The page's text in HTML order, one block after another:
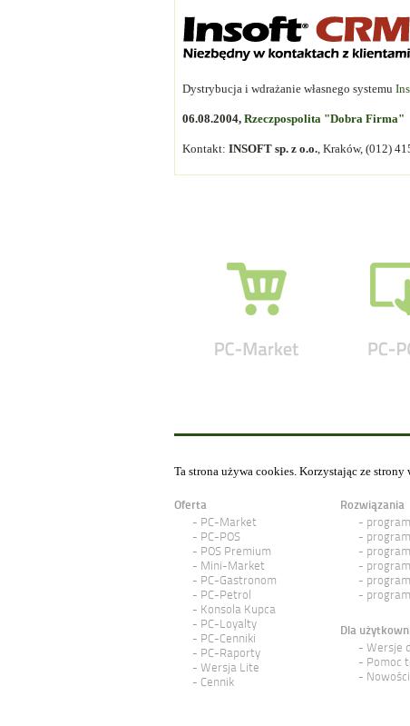
Dystrybucja i wdrażanie własnego systemu
06.08.2004, Rzeczpospolita "Dobra Firma"
Kontakt: INSOFT sp. z o.o., Kraków, (012)
Ta strona używa cookies. Korzystając ze
Oferta
PC-Market
PC-POS
POS Premium
Mini-Market
PC-Gastronom
PC-Petrol
Konsola Kupca
PC-Loyalty
PC-Cenniki
PC-Raporty
Wersja Lite
Cennik
Rozwiązania
Dla
Wersje
Pomoc
Nowości